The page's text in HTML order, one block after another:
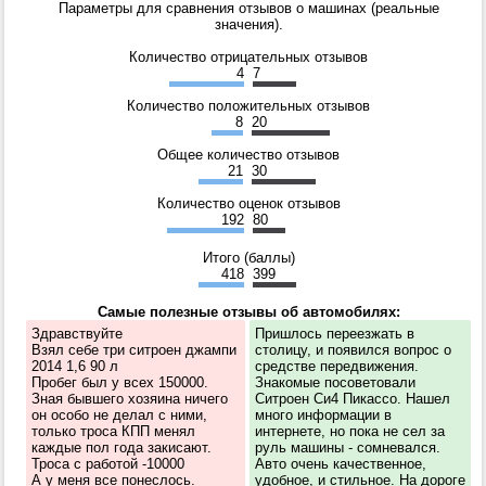
Параметры для сравнения отзывов о машинах (реальные
значения).
Количество отрицательных отзывов
4 7
Количество положительных отзывов
8 20
Общее количество отзывов
21 30
Количество оценок отзывов
192 80
Итого (баллы)
418 399
Самые полезные отзывы об автомобилях:
Здравствуйте
Взял себе три ситроен джампи
2014 1,6 90 л
Пробег был у всех 150000.
Зная бывшего хозяина ничего
он особо не делал с ними,
только троса КПП менял
каждые пол года закисают.
Троса с работой -10000
А у меня все понеслось.
Пришлось переезжать в
столицу, и появился вопрос о
средстве передвижения.
Знакомые посоветовали
Ситроен Си4 Пикассо. Нашел
много информации в
интернете, но пока не сел за
руль машины - сомневался.
Авто очень качественное,
удобное, и стильное. На дороге